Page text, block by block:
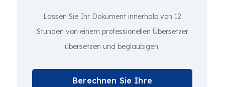
Lassen Sie Ihr Dokument innerhalb von 12
Stunden von einem professionellen Übersetzer
übersetzen und beglaubigen.
Berechnen Sie Ihre